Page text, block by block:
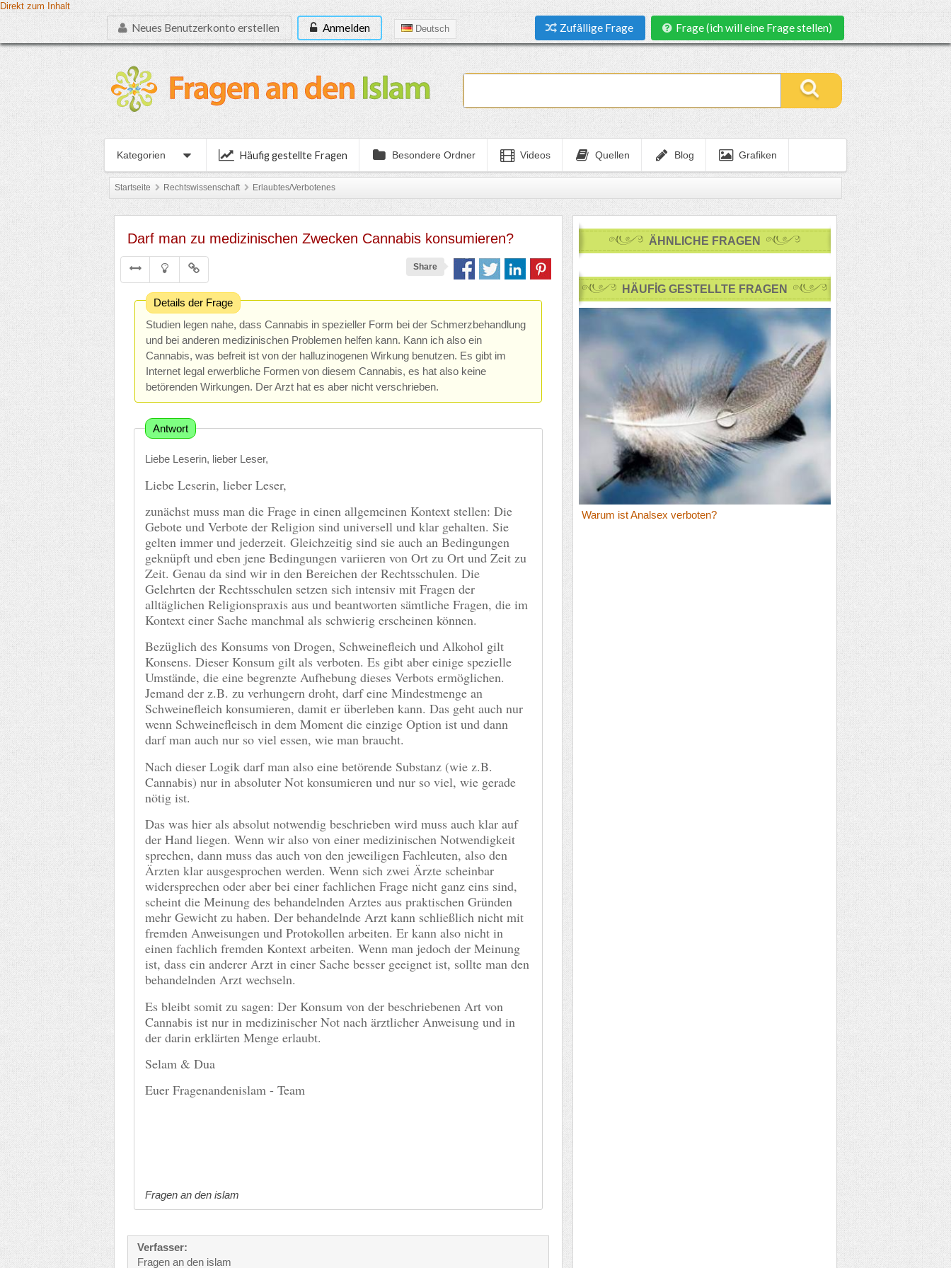
Direkt zum Inhalt
Neues Benutzerkonto erstellen Anmelden Deutsch Zufällige Frage Frage (ich will eine Frage stellen)
Kategorien Häufig gestellte Fragen Besondere Ordner Videos Quellen Blog Grafiken
Startseite Rechtswissenschaft Erlaubtes/Verbotenes
Darf man zu medizinischen Zwecken Cannabis konsumieren?
Share
Details der Frage
Studien legen nahe, dass Cannabis in spezieller Form bei der Schmerzbehandlung
und bei anderen medizinischen Problemen helfen kann. Kann ich also ein
Cannabis, was befreit ist von der halluzinogenen Wirkung benutzen. Es gibt im
Internet legal erwerbliche Formen von diesem Cannabis, es hat also keine
betörenden Wirkungen. Der Arzt hat es aber nicht verschrieben.
Antwort
Liebe Leserin, lieber Leser,
Liebe Leserin, lieber Leser,
zunächst muss man die Frage in einen allgemeinen Kontext stellen: Die
Gebote und Verbote der Religion sind universell und klar gehalten. Sie
gelten immer und jederzeit. Gleichzeitig sind sie auch an Bedingungen
geknüpft und eben jene Bedingungen variieren von Ort zu Ort und Zeit zu
Zeit. Genau da sind wir in den Bereichen der Rechtsschulen. Die
Gelehrten der Rechtsschulen setzen sich intensiv mit Fragen der
alltäglichen Religionspraxis aus und beantworten sämtliche Fragen, die im
Kontext einer Sache manchmal als schwierig erscheinen können.
Bezüglich des Konsums von Drogen, Schweinefleich und Alkohol gilt
Konsens. Dieser Konsum gilt als verboten. Es gibt aber einige spezielle
Umstände, die eine begrenzte Aufhebung dieses Verbots ermöglichen.
Jemand der z.B. zu verhungern droht, darf eine Mindestmenge an
Schweinefleich konsumieren, damit er überleben kann. Das geht auch nur
wenn Schweinefleisch in dem Moment die einzige Option ist und dann
darf man auch nur so viel essen, wie man braucht.
Nach dieser Logik darf man also eine betörende Substanz (wie z.B.
Cannabis) nur in absoluter Not konsumieren und nur so viel, wie gerade
nötig ist.
Das was hier als absolut notwendig beschrieben wird muss auch klar auf
der Hand liegen. Wenn wir also von einer medizinischen Notwendigkeit
sprechen, dann muss das auch von den jeweiligen Fachleuten, also den
Ärzten klar ausgesprochen werden. Wenn sich zwei Ärzte scheinbar
widersprechen oder aber bei einer fachlichen Frage nicht ganz eins sind,
scheint die Meinung des behandelnden Arztes aus praktischen Gründen
mehr Gewicht zu haben. Der behandelnde Arzt kann schließlich nicht mit
fremden Anweisungen und Protokollen arbeiten. Er kann also nicht in
einen fachlich fremden Kontext arbeiten. Wenn man jedoch der Meinung
ist, dass ein anderer Arzt in einer Sache besser geeignet ist, sollte man den
behandelnden Arzt wechseln.
Es bleibt somit zu sagen: Der Konsum von der beschriebenen Art von
Cannabis ist nur in medizinischer Not nach ärztlicher Anweisung und in
der darin erklärten Menge erlaubt.
Selam & Dua
Euer Fragenandenislam - Team
Fragen an den islam
Verfasser:
Fragen an den islam
ÄHNLICHE FRAGEN
HÄUFİG GESTELLTE FRAGEN
Warum ist Analsex verboten?